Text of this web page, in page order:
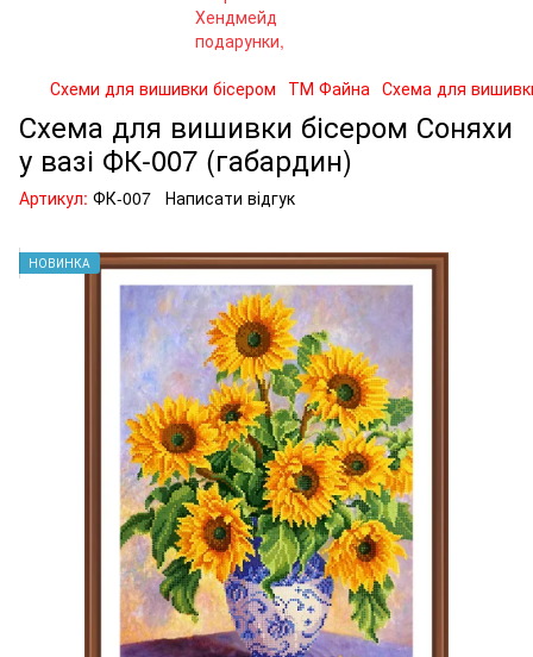
Схеми для вишивки бісером ТМ Файна Схема для
Схема для вишивки бісером Соняхи
у вазі ФК-007 (габардин)
Артикул: ФК-007 Написати відгук
НОВИНКА